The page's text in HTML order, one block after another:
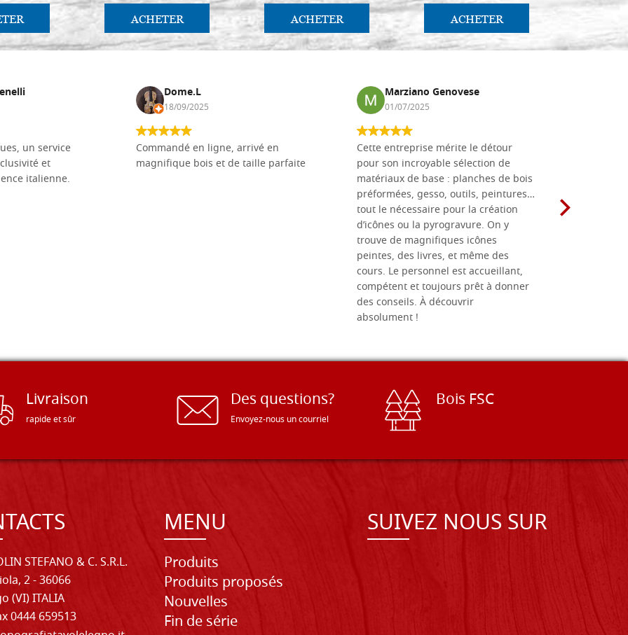
ACHETER ACHETER ACHETER
un service
et
italienne.
Dome.L
18/09/2025
Commandé en ligne, arrivé en
magnifique bois et de taille parfaite
Marziano Genovese
01/07/2025
Cette entreprise mérite le détour
pour son incroyable sélection de
matériaux de base : planches de bois
préformées, gesso, outils, peintures…
tout le nécessaire pour la création
d’icônes ou la pyrogravure. On y
trouve de magnifiques icônes
peintes, des livres, et même des
cours. Le personnel est accueillant,
compétent et toujours prêt à donner
des conseils. À découvrir
absolument !
Livraison
rapide et sûr
Des questions?
Envoyez-nous un courriel
Bois FSC
STEFANO & C. S.R.L.
2 - 36066
(VI) ITALIA
0444 659513
MENU
Produits
Produits proposés
Nouvelles
Fin de série
SUIVEZ NOUS SUR